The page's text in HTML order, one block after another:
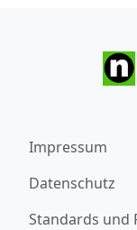
Impressum
Datenschutz
Standards und